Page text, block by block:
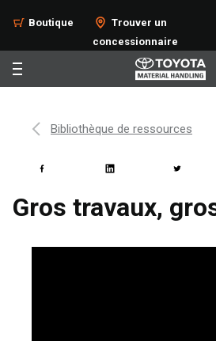
Boutique
Trouver un
concessionnaire
Bibliothèque de ressources
Gros travaux,